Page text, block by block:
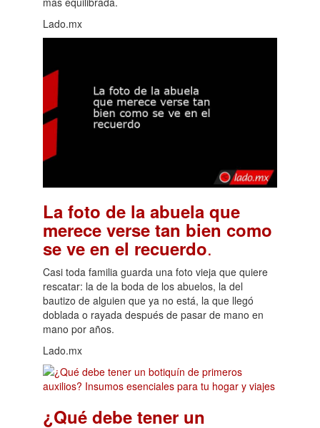
Lado.mx
La foto de la abuela que
merece verse tan bien como
se ve en el recuerdo.
Casi toda familia guarda una foto vieja que quiere
rescatar: la de la boda de los abuelos, la del
bautizo de alguien que ya no está, la que llegó
doblada o rayada después de pasar de mano en
mano por años.
Lado.mx
¿Qué debe tener un